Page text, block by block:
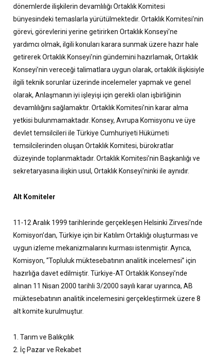
dönemlerde ilişkilerin devamlılığı Ortaklık Komitesi
bünyesindeki temaslarla yürütülmektedir. Ortaklık Komitesi’nin
görevi, görevlerini yerine getirirken Ortaklık Konseyi’ne
yardımcı olmak, ilgili konuları karara sunmak üzere hazır hale
getirerek Ortaklık Konseyi’nin gündemini hazırlamak, Ortaklık
Konseyi’nin vereceği talimatlara uygun olarak, ortaklık ilişkisiyle
ilgili teknik sorunlar üzerinde incelemeler yapmak ve genel
olarak, Anlaşmanın iyi işleyişi için gerekli olan işbirliğinin
devamlılığını sağlamaktır. Ortaklık Komitesi’nin karar alma
yetkisi bulunmamaktadır. Konsey, Avrupa Komisyonu ve üye
devlet temsilcileri ile Türkiye Cumhuriyeti Hükümeti
temsilcilerinden oluşan Ortaklık Komitesi, bürokratlar
düzeyinde toplanmaktadır. Ortaklık Komitesi’nin Başkanlığı ve
sekretaryasına ilişkin usul, Ortaklık Konseyi’ninki ile aynıdır.
Alt Komiteler
11-12 Aralık 1999 tarihlerinde gerçekleşen Helsinki Zirvesi’nde
Komisyon’dan, Türkiye için bir Katılım Ortaklığı oluşturması ve
uygun izleme mekanizmalarını kurması istenmiştir. Ayrıca,
Komisyon, “Topluluk müktesebatının analitik incelemesi” için
hazırlığa davet edilmiştir. Türkiye-AT Ortaklık Konseyi’nde
alınan 11 Nisan 2000 tarihli 3/2000 sayılı karar uyarınca, AB
müktesebatının analitik incelemesini gerçekleştirmek üzere 8
alt komite kurulmuştur.
1. Tarım ve Balıkçılık
2. İç Pazar ve Rekabet